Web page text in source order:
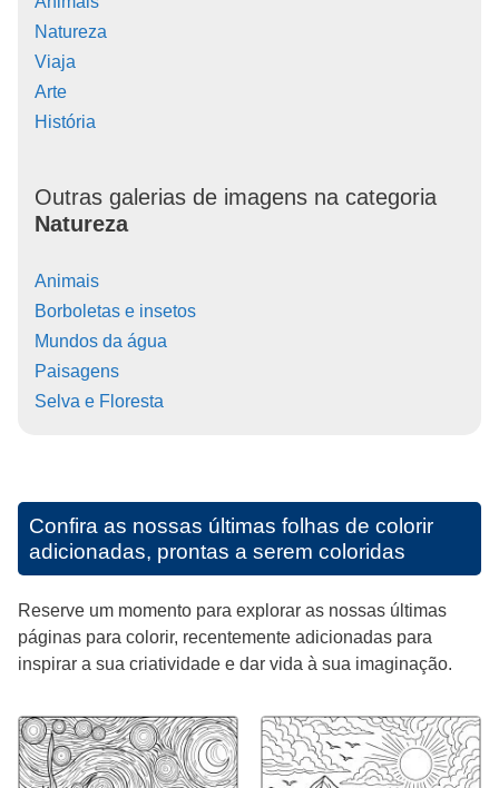
Natureza
Viaja
Arte
História
Outras galerias de imagens na categoria
Natureza
Animais
Borboletas e insetos
Mundos da água
Paisagens
Selva e Floresta
Confira as nossas últimas folhas de colorir
adicionadas, prontas a serem coloridas
Reserve um momento para explorar as nossas últimas
páginas para colorir, recentemente adicionadas para
inspirar a sua criatividade e dar vida à sua imaginação.